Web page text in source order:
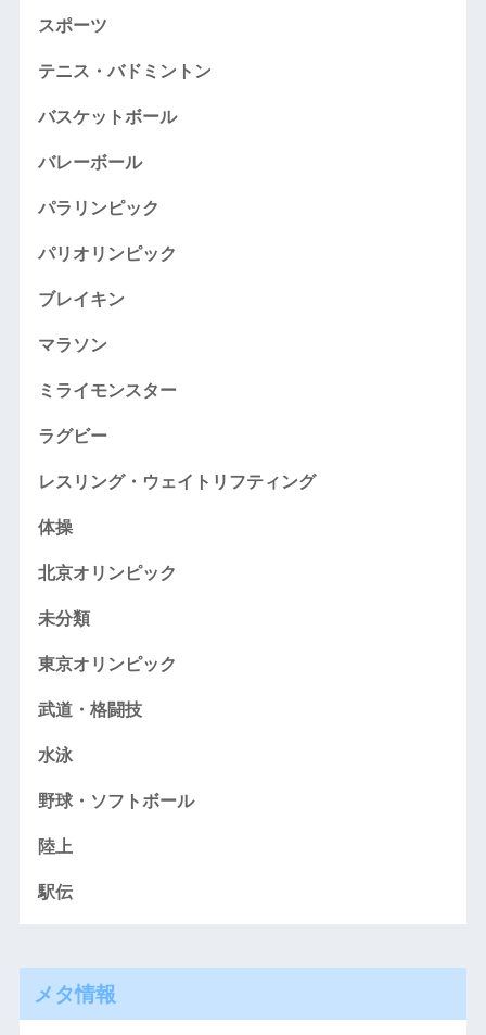
スポーツ
テニス・バドミントン
バスケットボール
バレーボール
パラリンピック
パリオリンピック
ブレイキン
マラソン
ミライモンスター
ラグビー
レスリング・ウェイトリフティング
体操
北京オリンピック
未分類
東京オリンピック
武道・格闘技
水泳
野球・ソフトボール
陸上
駅伝
メタ情報